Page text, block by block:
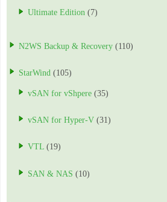
Ultimate Edition (7)
N2WS Backup & Recovery (110)
StarWind (105)
vSAN for vShpere (35)
vSAN for Hyper-V (31)
VTL (19)
SAN & NAS (10)